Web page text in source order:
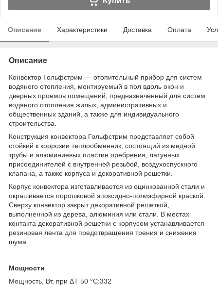
Описание Характеристики Доставка Оплата
Описание
Конвектор Гольфстрим — отопительный прибор для систем
водяного отопления, монтируемый в пол вдоль окон и
дверных проемов помещений, предназначенный для систем
водяного отопления жилых, административных и
общественных зданий, а также для индивидуального
строительства.
Конструкция конвектора Гольфстрим представляет собой
стойкий к коррозии теплообменник, состоящий из медной
трубы и алюминиевых пластин оребрения, латунных
присоединителей с внутренней резьбой, воздухоспускного
клапана, а также корпуса и декоративной решетки.
Корпус конвектора изготавливается из оцинкованной стали и
окрашивается порошковой эпоксидно-полиэфирной краской.
Сверху конвектор закрыт декоративной решеткой,
выполненной из дерева, алюминия или стали. В местах
контакта декоративной решетки с корпусом устанавливается
резиновая лента для предотвращения трения и снижения
шума.
Мощности
Мощность, Вт, при ΔT 50 °С:332